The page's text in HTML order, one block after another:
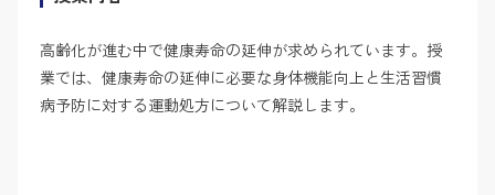
高齢化が進む中で健康寿命の延伸が求められています。授
業では、健康寿命の延伸に必要な身体機能向上と生活習慣
病予防に対する運動処方について解説します。